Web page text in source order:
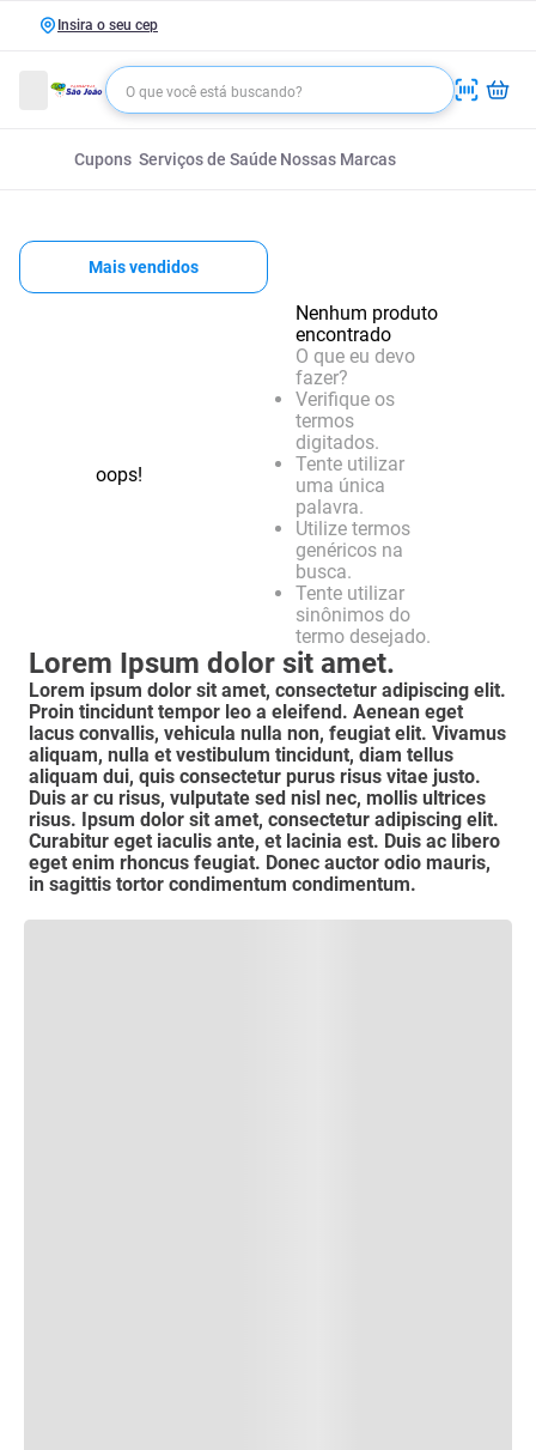
Insira o seu cep
Cupons Serviços de Saúde Nossas Marcas
Mais vendidos
oops!
Nenhum produto
encontrado
O que eu devo
fazer?
Verifique os
termos
digitados.
Tente utilizar
uma única
palavra.
Utilize termos
genéricos na
busca.
Tente utilizar
sinônimos do
termo desejado.
Lorem Ipsum dolor sit amet.
Lorem ipsum dolor sit amet, consectetur adipiscing elit.
Proin tincidunt tempor leo a eleifend. Aenean eget
lacus convallis, vehicula nulla non, feugiat elit. Vivamus
aliquam, nulla et vestibulum tincidunt, diam tellus
aliquam dui, quis consectetur purus risus vitae justo.
Duis ar cu risus, vulputate sed nisl nec, mollis ultrices
risus. Ipsum dolor sit amet, consectetur adipiscing elit.
Curabitur eget iaculis ante, et lacinia est. Duis ac libero
eget enim rhoncus feugiat. Donec auctor odio mauris,
in sagittis tortor condimentum condimentum.